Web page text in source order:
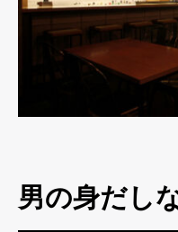
男の身だし